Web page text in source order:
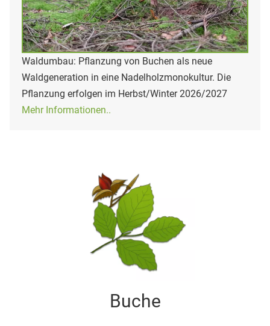
Waldumbau: Pflanzung von Buchen als neue
Waldgeneration in eine Nadelholzmonokultur. Die
Pflanzung erfolgen im Herbst/Winter 2026/2027
Mehr Informationen..
Buche